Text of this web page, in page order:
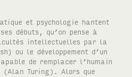
et psychologie hantent
débuts, qu’on pense à
intellectuelles par la
ou le développement d’un
de remplacer l’humain
(Alan Turing). Alors que